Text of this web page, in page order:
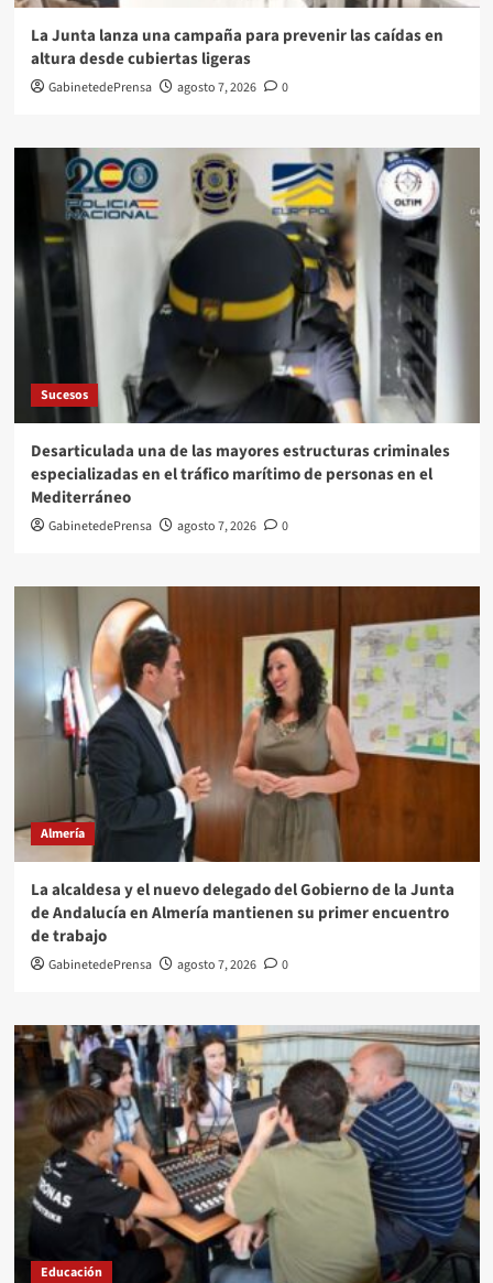
La Junta lanza una campaña para prevenir las caídas en
altura desde cubiertas ligeras
GabinetedePrensa agosto 7, 2026 0
Sucesos
Desarticulada una de las mayores estructuras criminales
especializadas en el tráfico marítimo de personas en el
Mediterráneo
GabinetedePrensa agosto 7, 2026 0
Almería
La alcaldesa y el nuevo delegado del Gobierno de la Junta
de Andalucía en Almería mantienen su primer encuentro
de trabajo
GabinetedePrensa agosto 7, 2026 0
Educación